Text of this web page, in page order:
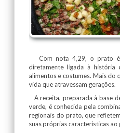
Com nota 4,29, o prato é
diretamente ligada à história
alimentos e costumes. Mais do
vida que atravessam gerações.
A receita, preparada à base
verde, é conhecida pela
regionais do prato, que
suas próprias características ao